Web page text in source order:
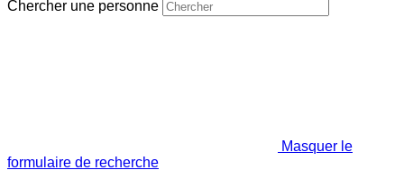
Chercher une personne
Masquer le
formulaire de recherche